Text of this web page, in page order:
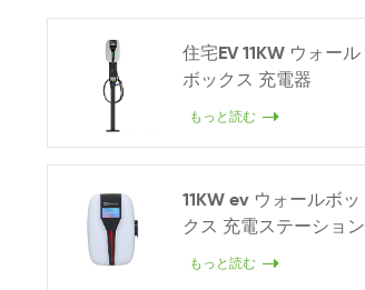
住宅EV 11KW ウォール
ボックス 充電器
もっと読む
11KW ev ウォールボッ
クス 充電ステーション
もっと読む